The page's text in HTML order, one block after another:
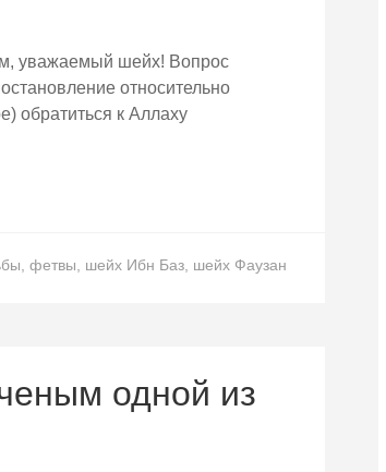
уважаемый шейх! Вопрос
относительно
обратиться к Аллаху
фетвы шейх Ибн Баз шейх Фаузан
одной из